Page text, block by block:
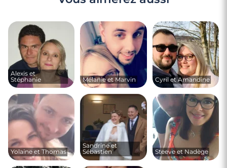
Alexis et
Stéphanie
Mélanie et Marvin Cyril et Amandine
Yolaine et Thomas
Sandrine et
Sébastien
Steeve et Nadège